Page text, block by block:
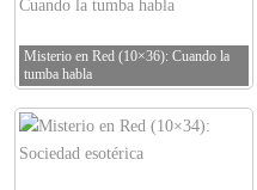
Misterio en Red (10×36): Cuando la
tumba habla